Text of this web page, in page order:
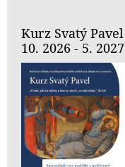
Kurz Svatý Pavel
10. 2026 - 5. 2027